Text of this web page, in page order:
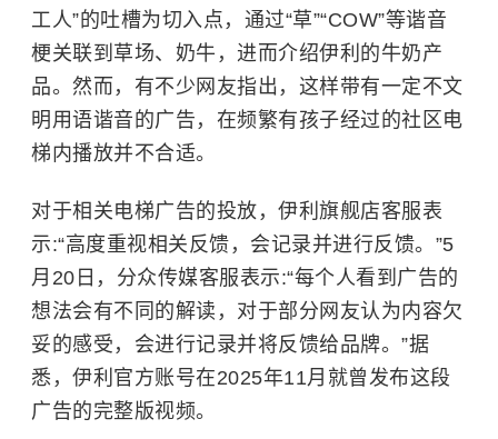
工人”的吐槽为切入点，通过“草”“COW”等谐音
梗关联到草场、奶牛，进而介绍伊利的牛奶产
品。然而，有不少网友指出，这样带有一定不文
明用语谐音的广告，在频繁有孩子经过的社区电
梯内播放并不合适。
对于相关电梯广告的投放，伊利旗舰店客服表
示:“高度重视相关反馈，会记录并进行反馈。”5
月20日，分众传媒客服表示:“每个人看到广告的
想法会有不同的解读，对于部分网友认为内容欠
妥的感受，会进行记录并将反馈给品牌。”据
悉，伊利官方账号在2025年11月就曾发布这段
广告的完整版视频。